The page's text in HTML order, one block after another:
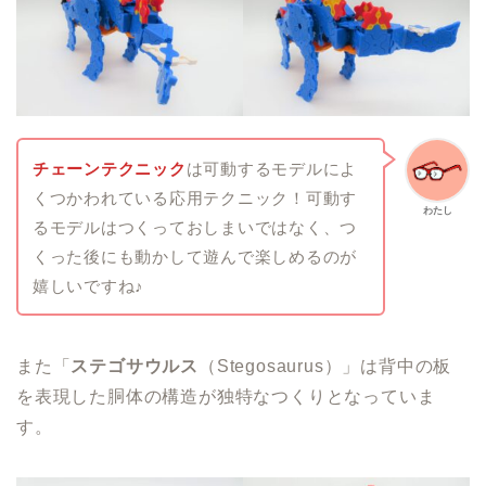
わたし
チェーンテクニック は可動するモデルによ
くつかわれている応用テクニック！可動す
るモデルはつくっておしまいではなく、つ
くった後にも動かして遊んで楽しめるのが
嬉しいですね♪
また「 ステゴサウルス
（Stegosaurus）」は背中の板
を表現した胴体の構造が独特なつくりとなっていま
す。